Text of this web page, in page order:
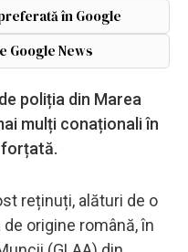
în Google
Google News
poliția din Marea
mulți conaționali în
forțată.
reținuți, alături de o
origine română, în